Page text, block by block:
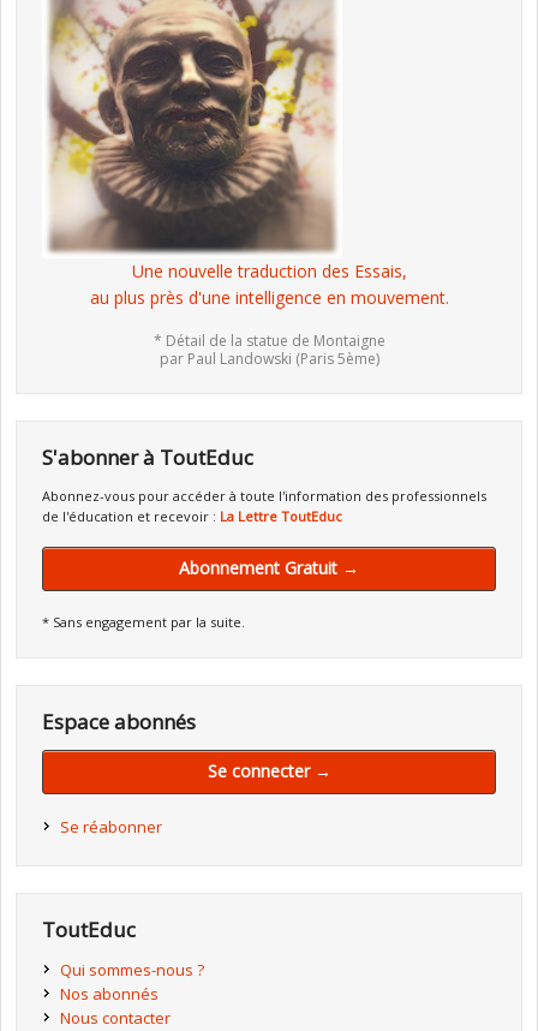
Une nouvelle traduction des Essais,
au plus près d'une intelligence en mouvement.
* Détail de la statue de Montaigne
par Paul Landowski (Paris 5ème)
S'abonner à ToutEduc
Abonnez-vous pour accéder à toute l'information des professionnels
de l'éducation et recevoir : La Lettre ToutEduc
Abonnement Gratuit →
* Sans engagement par la suite.
Espace abonnés
Se connecter →
Se réabonner
ToutEduc
Qui sommes-nous ?
Nos abonnés
Nous contacter